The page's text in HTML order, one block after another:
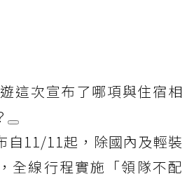
這次宣布了哪項與住宿相
自11/11起，除國內及輕裝
全線行程實施「領隊不配